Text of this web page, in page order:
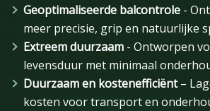
Geoptimaliseerde balcontrole -
meer precisie, grip en natuurlijke
Extreem duurzaam - Ontworpen
levensduur met minimaal
Duurzaam en kostenefficiënt–
kosten voor transport en